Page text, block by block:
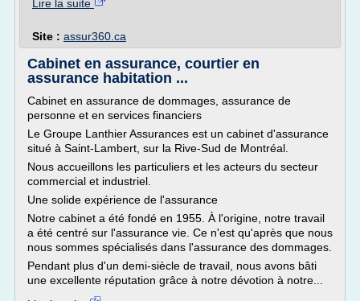
Lire la suite
Site : assur360.ca
Cabinet en assurance, courtier en
assurance habitation ...
Cabinet en assurance de dommages, assurance de
personne et en services financiers
Le Groupe Lanthier Assurances est un cabinet d'assurance
situé à Saint-Lambert, sur la Rive-Sud de Montréal.
Nous accueillons les particuliers et les acteurs du secteur
commercial et industriel.
Une solide expérience de l'assurance
Notre cabinet a été fondé en 1955. À l'origine, notre travail
a été centré sur l'assurance vie. Ce n'est qu'après que nous
nous sommes spécialisés dans l'assurance des dommages.
Pendant plus d'un demi-siècle de travail, nous avons bâti
une excellente réputation grâce à notre dévotion à notre...